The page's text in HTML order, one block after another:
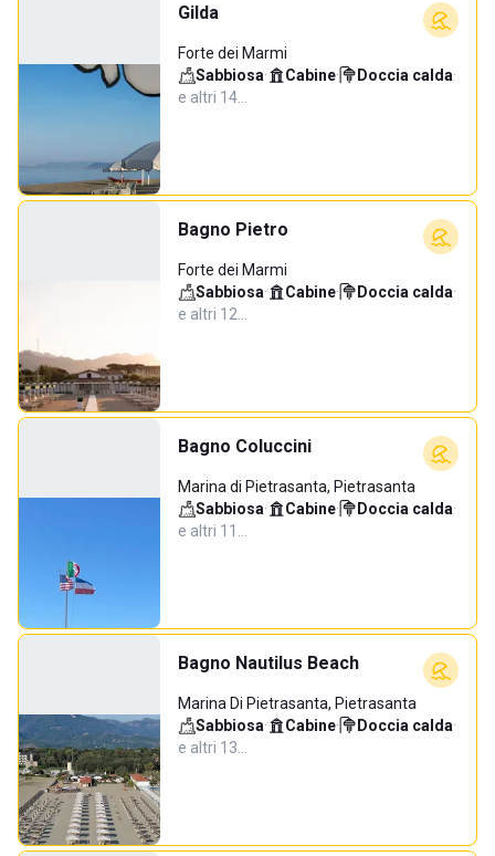
Gilda
Forte dei Marmi
Sabbiosa· Cabine· Doccia calda·
e altri 14…
Bagno Pietro
Forte dei Marmi
Sabbiosa· Cabine· Doccia calda·
e altri 12…
Bagno Coluccini
Marina di Pietrasanta, Pietrasanta
Sabbiosa· Cabine· Doccia calda·
e altri 11…
Bagno Nautilus Beach
Marina Di Pietrasanta, Pietrasanta
Sabbiosa· Cabine· Doccia calda·
e altri 13…